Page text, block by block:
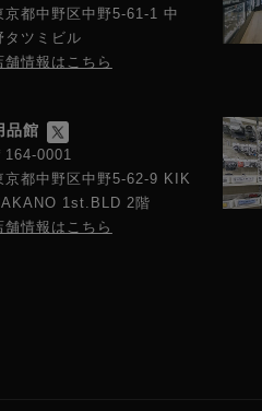
京都中野区中野5-61-1 中
タツミビル
舗情報はこちら
品館
164-0001
京都中野区中野5-62-9 KIK
1st.BLD 2階
舗情報はこちら